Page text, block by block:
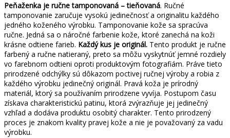
Peňaženka je ručne tamponovaná – tieňovaná. Ručné
tamponovanie zaručuje vysokú jedinečnosť a originalitu každého
jedného koženého výrobku. Tamponovanie kože sa spracúva
ručne. Jedná sa o náročné farbenie kože, ktoré zanechá na koži
krásne odtiene farieb. Každý kus je originál. Tento produkt je ručne
farbený a ručne natieraný, preto sa môžu vyskytnúť jemné rozdiely
vo farebnom odtieni oproti produktovým fotografiám. Práve tieto
prirodzené odchýlky sú dôkazom poctivej ručnej výroby a robia z
každého výrobku jedinečný originál. Pravá koža je prírodný
materiál, ktorý sa používaním prirodzene vyvíja. Postupom času
získava charakteristickú patinu, ktorá zvýrazňuje jej jedinečný
vzhľad a dodáva produktu osobitý charakter. Tento prirodzený
proces je znakom kvality pravej kože a nie je považovaný za vadu
výrobku.